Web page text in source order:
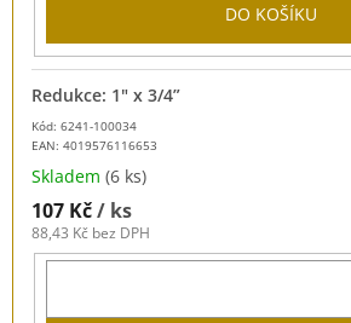
DO KOŠÍKU
Kód: 6241-100034
EAN: 4019576116653
Redukce: 1" x 3/4”
Skladem (6 ks)
107 Kč/ ks
88,43 Kč bez DPH